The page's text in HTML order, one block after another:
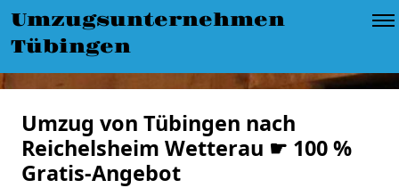
Umzugsunternehmen
Tübingen
Umzug von Tübingen nach
Reichelsheim Wetterau ☛ 100 %
Gratis-Angebot